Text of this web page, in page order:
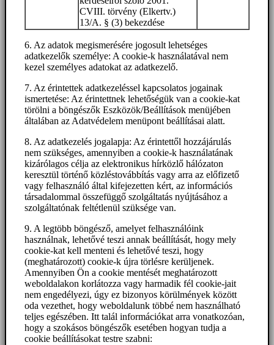
CVIII. törvény (Elkertv.)
13/A. § (3) bekezdése
6. Az adatok megismerésére jogosult lehetséges
adatkezelők személye: A cookie-k használatával nem
kezel személyes adatokat az adatkezelő.
7. Az érintettek adatkezeléssel kapcsolatos jogainak
ismertetése: Az érintettnek lehetőségük van a cookie-kat
törölni a böngészők Eszközök/Beállítások menüjében
általában az Adatvédelem menüpont beállításai alatt.
8. Az adatkezelés jogalapja: Az érintettől hozzájárulás
nem szükséges, amennyiben a cookie-k használatának
kizárólagos célja az elektronikus hírközlő hálózaton
keresztül történő közléstovábbítás vagy arra az előfizető
vagy felhasználó által kifejezetten kért, az információs
társadalommal összefüggő szolgáltatás nyújtásához a
szolgáltatónak feltétlenül szüksége van.
9. A legtöbb böngésző, amelyet felhasználóink
használnak, lehetővé teszi annak beállítását, hogy mely
cookie-kat kell menteni és lehetővé teszi, hogy
(meghatározott) cookie-k újra törlésre kerüljenek.
Amennyiben Ön a cookie mentését meghatározott
weboldalakon korlátozza vagy harmadik fél cookie-jait
nem engedélyezi, úgy ez bizonyos körülmények között
oda vezethet, hogy weboldalunk többé nem használható
teljes egészében. Itt talál információkat arra vonatkozóan,
hogy a szokásos böngészők esetében hogyan tudja a
cookie beállításokat testre szabni: